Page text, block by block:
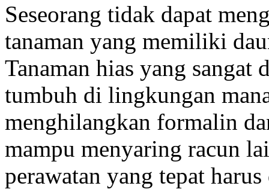
Seseorang tidak dapat
tanaman yang memiliki
Tanaman hias yang sangat
tumbuh di lingkungan
menghilangkan formalin
mampu menyaring racun
perawatan yang tepat